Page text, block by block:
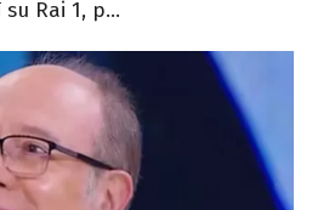
Rai 1, p...